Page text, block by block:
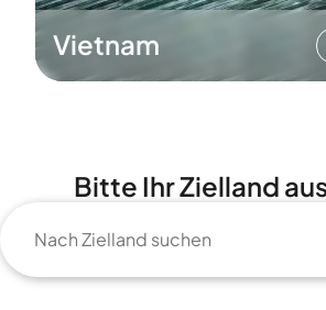
Vietnam
Bitte Ihr Zielland